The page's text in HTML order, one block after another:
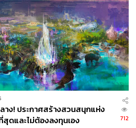
าง! ประกาศสร้างสวนสนุกแห่ง
ดและไม่ต้องลงทุนเอง
712